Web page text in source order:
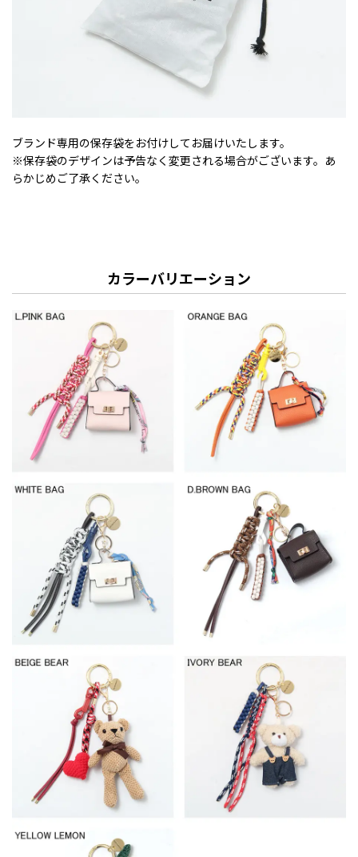
ブランド専用の保存袋をお付けしてお届けいたします。
※保存袋のデザインは予告なく変更される場合がございます。あ
らかじめご了承ください。
カラーバリエーション